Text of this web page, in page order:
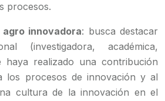
procesos.
innovadora: busca destacar
(investigadora, académica,
haya realizado una contribución
los procesos de innovación y al
cultura de la innovación en el